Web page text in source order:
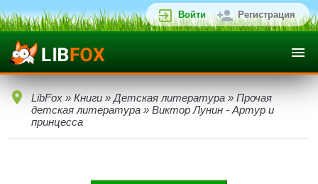
Войти Регистрация
LibFox » Книги » Детская литература » Прочая
детская литература » Виктор Лунин - Артур и
принцесса